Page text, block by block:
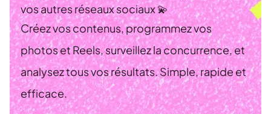
vos autres réseaux sociaux 💫
Créez vos contenus, programmez vos
photos et Reels, surveillez la concurrence, et
analysez tous vos résultats. Simple, rapide et
efficace.